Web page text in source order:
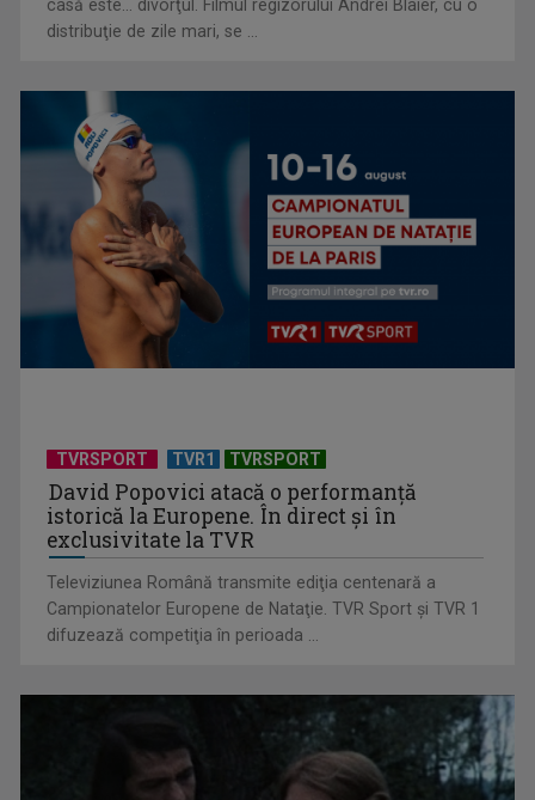
Un reper al cinematografiei mondiale, la TVR Cultural:
„Roma, oraș deschis”
casă este... divorţul. Filmul regizorului Andrei Blaier, cu o
distribuţie de zile mari, se ...
TVRSPORT TVR1 TVRSPORT
David Popovici atacă o performanţă
istorică la Europene. În direct şi în
exclusivitate la TVR
Televiziunea Română transmite ediţia centenară a
Campionatelor Europene de Nataţie. TVR Sport şi TVR 1
difuzează competiţia în perioada ...